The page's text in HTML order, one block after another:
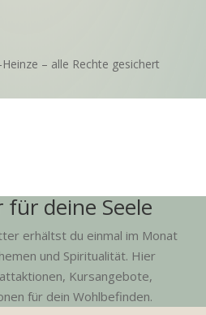
– alle Rechte gesichert
deine Seele
erhältst du einmal im Monat
und Spiritualität. Hier
Kursangebote,
für dein Wohlbefinden.